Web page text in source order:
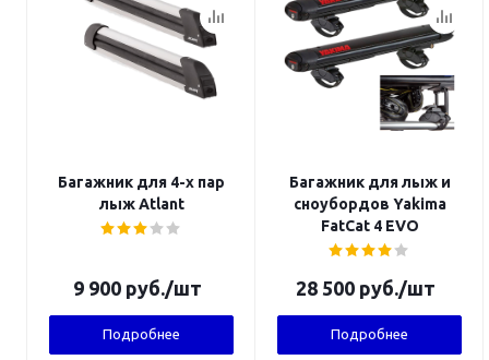
Багажник для 4-х пар
лыж Atlant
9 900 руб./шт
Подробнее
Багажник для лыж и
сноубордов Yakima
FatCat 4 EVO
28 500 руб./шт
Подробнее